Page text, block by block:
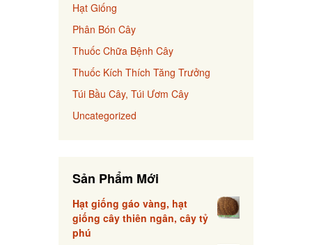
Hạt Giống
Phân Bón Cây
Thuốc Chữa Bệnh Cây
Thuốc Kích Thích Tăng Trưởng
Túi Bầu Cây, Túi Ươm Cây
Uncategorized
Sản Phẩm Mới
Hạt giống gáo vàng, hạt
giống cây thiên ngân, cây tỷ
phú